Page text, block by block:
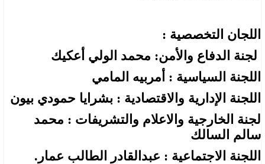
اللجان التخصصية :
لجنة الدفاع والأمن: محمد الولي أعكيك
اللجنة السياسية : أمربيه المامي
اللجنة الإدارية والاقتصادية : بشرايا حمودي بيون
لجنة الخارجية والاعلام والتشريفات : محمد
سالم السالك
اللجنة الاجتماعية : عبدالقادر الطالب عمار.